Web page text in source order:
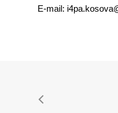
E-mail: